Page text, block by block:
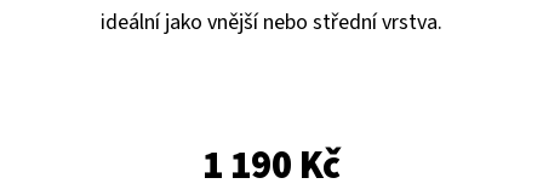
ideální jako vnější nebo střední vrstva.
1 190 Kč